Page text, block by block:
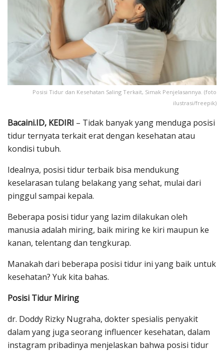
Posisi Tidur dan Kesehatan Saling Terkait, Simak Penjelasannya. (foto
ilustrasi/freepik)
Bacaini.ID, KEDIRI – Tidak banyak yang menduga posisi
tidur ternyata terkait erat dengan kesehatan atau
kondisi tubuh.
Idealnya, posisi tidur terbaik bisa mendukung
keselarasan tulang belakang yang sehat, mulai dari
pinggul sampai kepala.
Beberapa posisi tidur yang lazim dilakukan oleh
manusia adalah miring, baik miring ke kiri maupun ke
kanan, telentang dan tengkurap.
Manakah dari beberapa posisi tidur ini yang baik untuk
kesehatan? Yuk kita bahas.
Posisi Tidur Miring
dr. Doddy Rizky Nugraha, dokter spesialis penyakit
dalam yang juga seorang influencer kesehatan, dalam
instagram pribadinya menjelaskan bahwa posisi tidur